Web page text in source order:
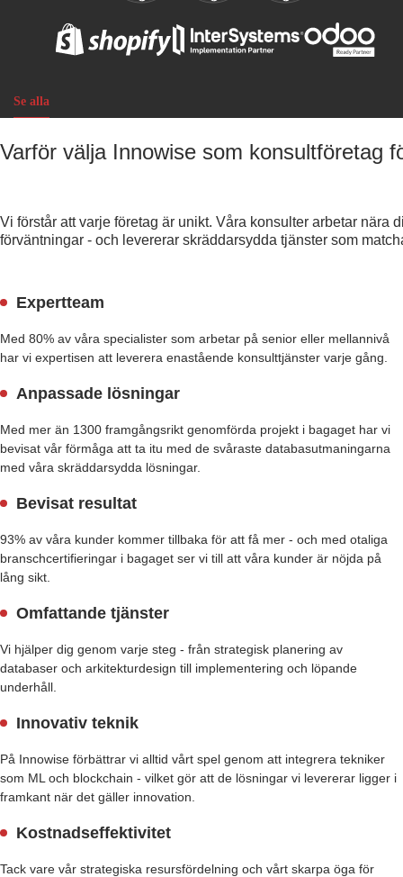
Se alla
Varför välja Innowise som konsultföretag
Vi förstår att varje företag är unikt. Våra konsulter arbetar nära
förväntningar - och levererar skräddarsydda tjänster som
Expertteam
Med 80% av våra specialister som arbetar på senior eller mellannivå
har vi expertisen att leverera enastående konsulttjänster varje gång.
Anpassade lösningar
Med mer än 1300 framgångsrikt genomförda projekt i bagaget har vi
bevisat vår förmåga att ta itu med de svåraste databasutmaningarna
med våra skräddarsydda lösningar.
Bevisat resultat
93% av våra kunder kommer tillbaka för att få mer - och med otaliga
branschcertifieringar i bagaget ser vi till att våra kunder är nöjda på
lång sikt.
Omfattande tjänster
Vi hjälper dig genom varje steg - från strategisk planering av
databaser och arkitekturdesign till implementering och löpande
underhåll.
Innovativ teknik
På Innowise förbättrar vi alltid vårt spel genom att integrera tekniker
som ML och blockchain - vilket gör att de lösningar vi levererar ligger i
framkant när det gäller innovation.
Kostnadseffektivitet
Tack vare vår strategiska resursfördelning och vårt skarpa öga för